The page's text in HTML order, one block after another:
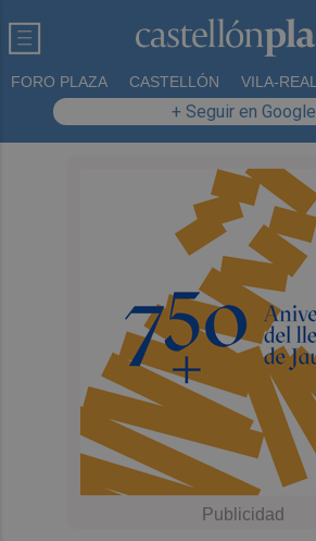
FORO PLAZA CASTELLÓN VILA-REAL
+ Seguir en Google